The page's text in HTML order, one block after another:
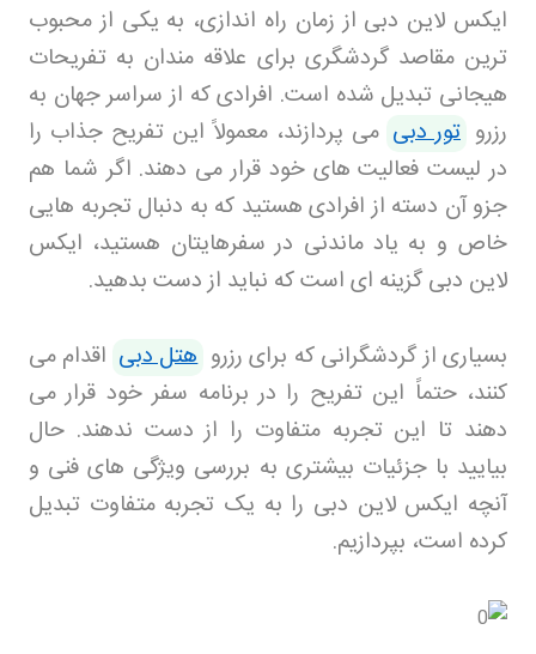
ایکس لاین دبی از زمان راه اندازی، به یکی از محبوب
ترین مقاصد گردشگری برای علاقه مندان به تفریحات
هیجانی تبدیل شده است. افرادی که از سراسر جهان به
رزرو تور دبی می پردازند، معمولاً این تفریح جذاب را
در لیست فعالیت های خود قرار می دهند. اگر شما هم
جزو آن دسته از افرادی هستید که به دنبال تجربه هایی
خاص و به یاد ماندنی در سفرهایتان هستید، ایکس
لاین دبی گزینه ای است که نباید از دست بدهید.
بسیاری از گردشگرانی که برای رزرو هتل دبی اقدام می
کنند، حتماً این تفریح را در برنامه سفر خود قرار می
دهند تا این تجربه متفاوت را از دست ندهند. حال
بیایید با جزئیات بیشتری به بررسی ویژگی های فنی و
آنچه ایکس لاین دبی را به یک تجربه متفاوت تبدیل
کرده است، بپردازیم.